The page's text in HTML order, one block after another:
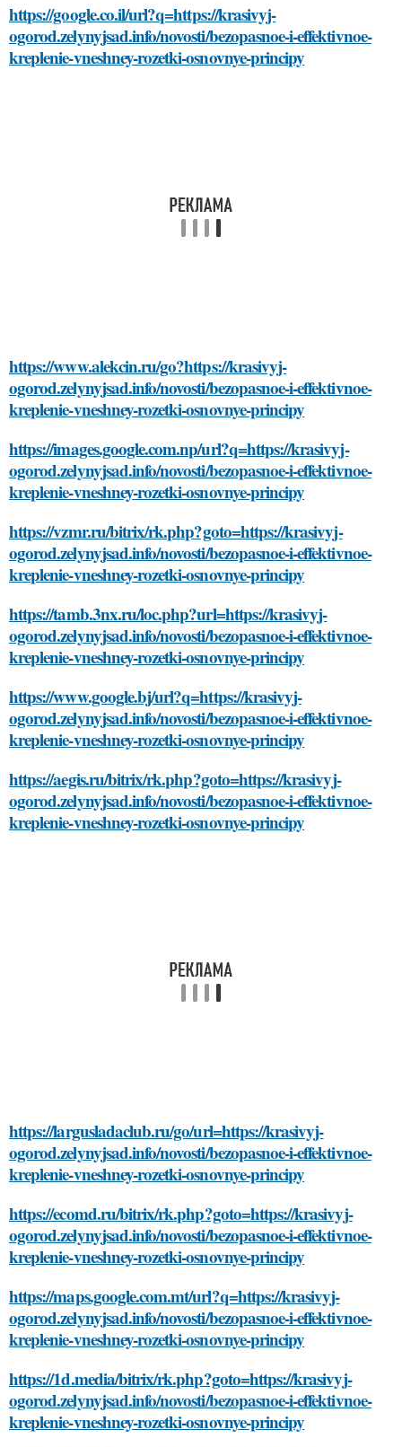
https://google.co.il/url?q=https://krasivyj-
ogorod.zelynyjsad.info/novosti/bezopasnoe-i-effektivnoe-
kreplenie-vneshney-rozetki-osnovnye-principy
https://www.alekcin.ru/go?https://krasivyj-
ogorod.zelynyjsad.info/novosti/bezopasnoe-i-effektivnoe-
kreplenie-vneshney-rozetki-osnovnye-principy
https://images.google.com.np/url?q=https://krasivyj-
ogorod.zelynyjsad.info/novosti/bezopasnoe-i-effektivnoe-
kreplenie-vneshney-rozetki-osnovnye-principy
https://vzmr.ru/bitrix/rk.php?goto=https://krasivyj-
ogorod.zelynyjsad.info/novosti/bezopasnoe-i-effektivnoe-
kreplenie-vneshney-rozetki-osnovnye-principy
https://tamb.3nx.ru/loc.php?url=https://krasivyj-
ogorod.zelynyjsad.info/novosti/bezopasnoe-i-effektivnoe-
kreplenie-vneshney-rozetki-osnovnye-principy
https://www.google.bj/url?q=https://krasivyj-
ogorod.zelynyjsad.info/novosti/bezopasnoe-i-effektivnoe-
kreplenie-vneshney-rozetki-osnovnye-principy
https://aegis.ru/bitrix/rk.php?goto=https://krasivyj-
ogorod.zelynyjsad.info/novosti/bezopasnoe-i-effektivnoe-
kreplenie-vneshney-rozetki-osnovnye-principy
https://largusladaclub.ru/go/url=https://krasivyj-
ogorod.zelynyjsad.info/novosti/bezopasnoe-i-effektivnoe-
kreplenie-vneshney-rozetki-osnovnye-principy
https://ecomd.ru/bitrix/rk.php?goto=https://krasivyj-
ogorod.zelynyjsad.info/novosti/bezopasnoe-i-effektivnoe-
kreplenie-vneshney-rozetki-osnovnye-principy
https://maps.google.com.mt/url?q=https://krasivyj-
ogorod.zelynyjsad.info/novosti/bezopasnoe-i-effektivnoe-
kreplenie-vneshney-rozetki-osnovnye-principy
https://1d.media/bitrix/rk.php?goto=https://krasivyj-
ogorod.zelynyjsad.info/novosti/bezopasnoe-i-effektivnoe-
kreplenie-vneshney-rozetki-osnovnye-principy